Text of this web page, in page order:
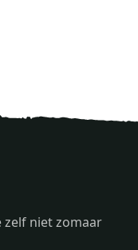
zelf niet zomaar